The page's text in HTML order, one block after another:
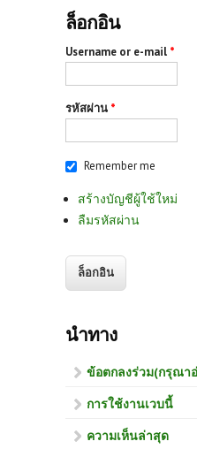
ล็อกอิน
Username or e-mail *
รหัสผ่าน *
Remember me
สร้างบัญชีผู้ใช้ใหม่
ลืมรหัสผ่าน
นำทาง
ข้อตกลงร่วม(กรุณา
การใช้งานเวบนี้
ความเห็นล่าสุด